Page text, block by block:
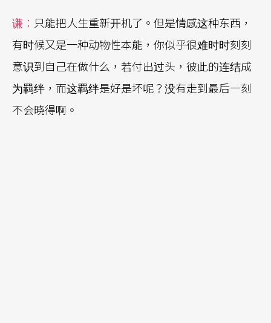
谦： 只能把人生重新开机了。但是情感这种东西，
有时候又是一种动物性本能，你似乎很难时时刻刻
意识到自己在做什么，若付出过头，彼此的连结成
为羁绊，而这羁绊是好是坏呢？没有走到最后一刻
不会晓得啊。